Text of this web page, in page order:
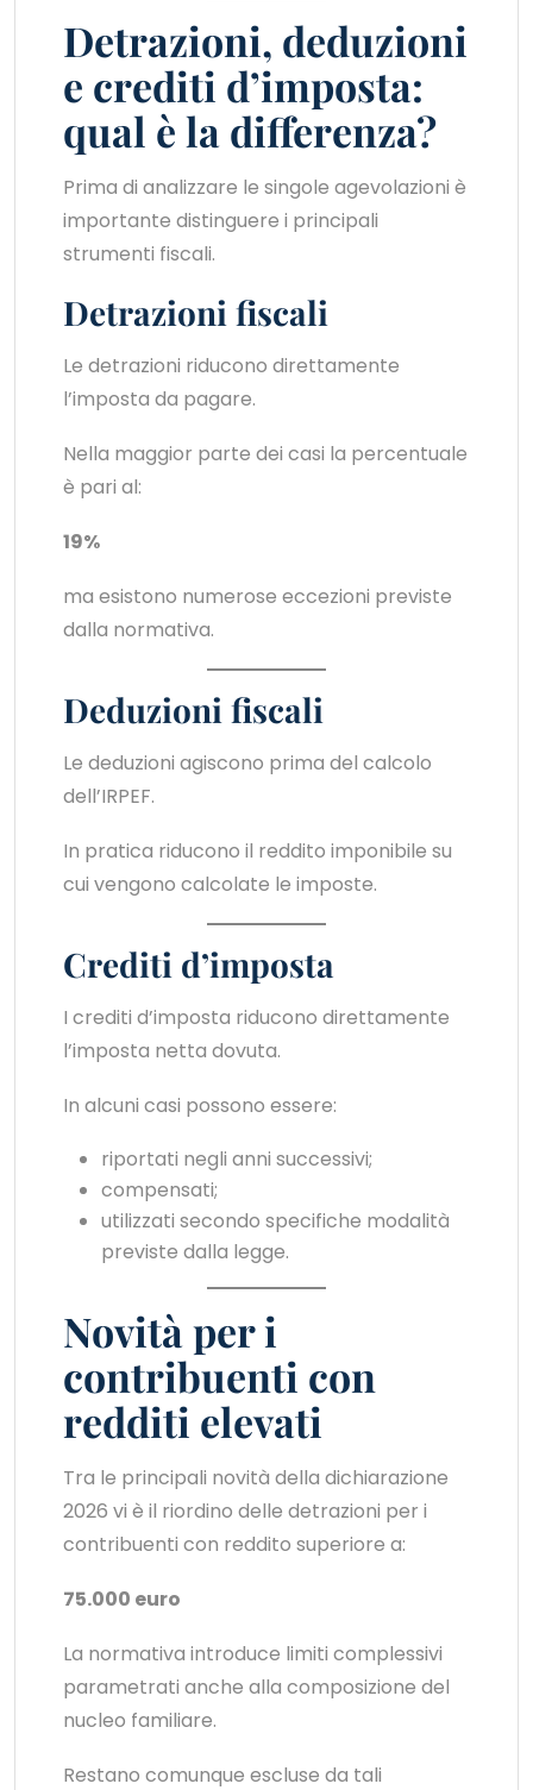
Detrazioni, deduzioni
e crediti d’imposta:
qual è la differenza?
Prima di analizzare le singole agevolazioni è
importante distinguere i principali
strumenti fiscali.
Detrazioni fiscali
Le detrazioni riducono direttamente
l’imposta da pagare.
Nella maggior parte dei casi la percentuale
è pari al:
19%
ma esistono numerose eccezioni previste
dalla normativa.
Deduzioni fiscali
Le deduzioni agiscono prima del calcolo
dell’IRPEF.
In pratica riducono il reddito imponibile su
cui vengono calcolate le imposte.
Crediti d’imposta
I crediti d’imposta riducono direttamente
l’imposta netta dovuta.
In alcuni casi possono essere:
riportati negli anni successivi;
compensati;
utilizzati secondo specifiche modalità
previste dalla legge.
Novità per i
contribuenti con
redditi elevati
Tra le principali novità della dichiarazione
2026 vi è il riordino delle detrazioni per i
contribuenti con reddito superiore a:
75.000 euro
La normativa introduce limiti complessivi
parametrati anche alla composizione del
nucleo familiare.
Restano comunque escluse da tali